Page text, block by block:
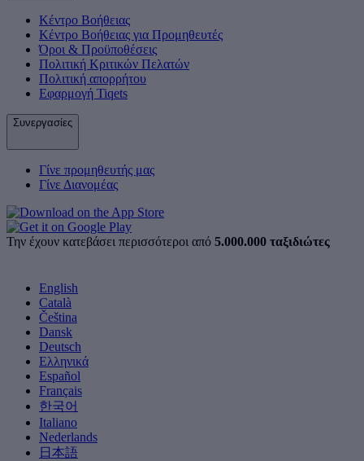
Κέντρο Βοήθειας
Κέντρο Βοήθειας για Προμηθευτές
Όροι & Προϋποθέσεις
Πολιτική Κριτικών Πελατών
Πολιτική απορρήτου
Εφαρμογή Tiqets
Συνεργασίες
Γίνε προμηθευτής μας
Γίνε Διανομέας
Την έχουν κατεβάσει περισσότεροι από 5.000.000 ταξιδιώτες
English
Català
Čeština
Dansk
Deutsch
Ελληνικά
Español
Français
한국어
Italiano
Nederlands
日本語